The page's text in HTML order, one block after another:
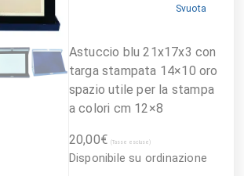
Svuota
Astuccio blu 21x17x3 con
targa stampata 14×10 oro
spazio utile per la stampa
a colori cm 12×8
20,00€ (Tasse escluse)
Disponibile su ordinazione